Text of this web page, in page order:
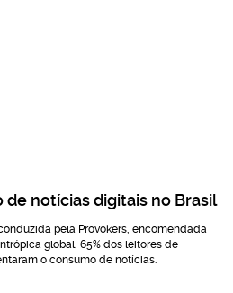
notícias digitais no Brasil
pela Provokers, encomendada
global, 65% dos leitores de
o consumo de notícias.